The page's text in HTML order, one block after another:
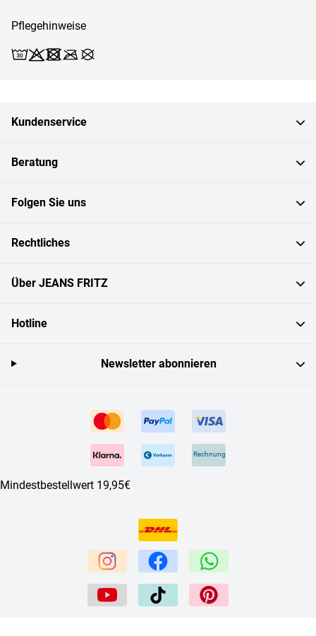
Pflegehinweise
Kundenservice
Beratung
Folgen Sie uns
Rechtliches
Über JEANS FRITZ
Hotline
Rechnung
Mindestbestellwert 19,95€
Newsletter abonnieren